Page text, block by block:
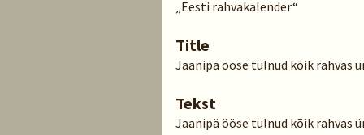
„Eesti rahvakalender“
Title
Jaanipä ööse tulnud kõik rahvas
Tekst
Jaanipä ööse tulnud kõik rahvas